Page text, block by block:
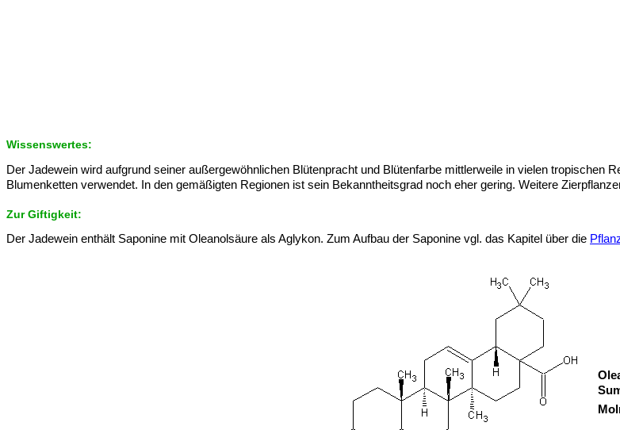
Wissenswertes:
Der Jadewein wird aufgrund seiner außergewöhnlichen Blütenpracht und Blütenfarbe mittlerweile in vielen tropischen
Blumenketten verwendet. In den gemäßigten Regionen ist sein Bekanntheitsgrad noch eher gering. Weitere
Zur Giftigkeit:
Der Jadewein enthält Saponine mit Oleanolsäure als Aglykon. Zum Aufbau der Saponine vgl. das Kapitel über die